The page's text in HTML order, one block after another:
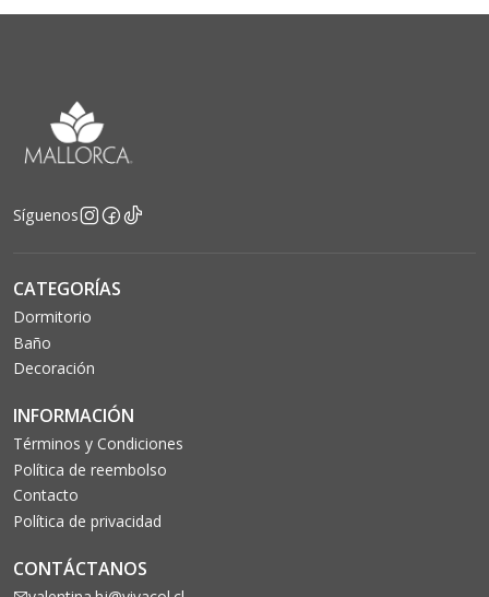
Síguenos
CATEGORÍAS
Dormitorio
Baño
Decoración
INFORMACIÓN
Términos y Condiciones
Política de reembolso
Contacto
Política de privacidad
CONTÁCTANOS